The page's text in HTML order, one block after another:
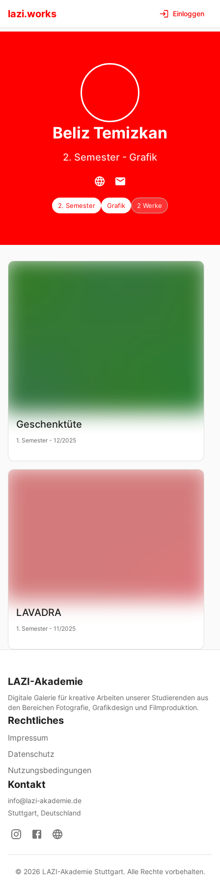
lazi.works Einloggen
Beliz Temizkan
2. Semester - Grafik
2. Semester Grafik 2 Werke
Geschenktüte
1. Semester - 12/2025
LAVADRA
1. Semester - 11/2025
LAZI-Akademie
Digitale Galerie für kreative Arbeiten unserer Studierenden aus
den Bereichen Fotografie, Grafikdesign und Filmproduktion.
Rechtliches
Impressum
Datenschutz
Nutzungsbedingungen
Kontakt
info@lazi-akademie.de
Stuttgart, Deutschland
© 2026 LAZI-Akademie Stuttgart. Alle Rechte vorbehalten.